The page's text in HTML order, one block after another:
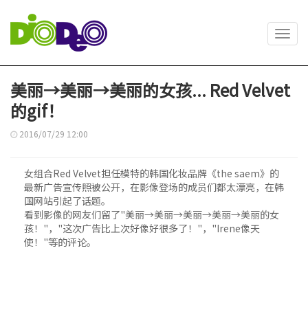
美丽→美丽→美丽的女孩... Red Velvet
的gif！
2016/07/29 12:00
女组合Red Velvet担任模特的韩国化妆品牌《the saem》的
最新广告宣传照被公开，在影像登场的成员们都太漂亮，在韩
国网站引起了话题。
看到影像的网友们留了"美丽→美丽→美丽→美丽→美丽的女
孩！"，"这次广告比上次好像好很多了！"，"Irene像天
使！"等的评论。